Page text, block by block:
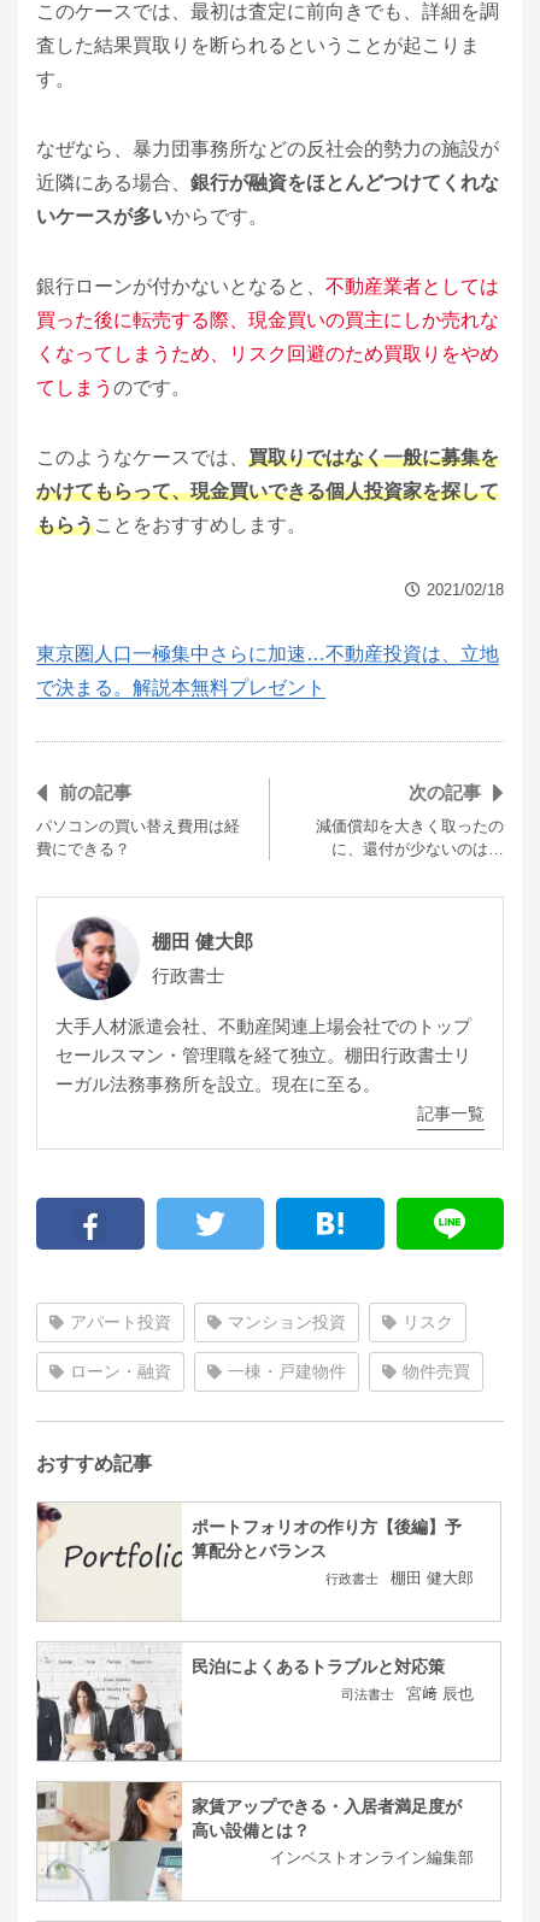
このケースでは、最初は査定に前向きでも、詳細を調
査した結果買取りを断られるということが起こりま
す。
なぜなら、暴力団事務所などの反社会的勢力の施設が
近隣にある場合、 銀行が融資をほとんどつけてくれな
いケースが多いからです。
銀行ローンが付かないとなると、 不動産業者としては
買った後に転売する際、現金買いの買主にしか売れな
くなってしまうため、リスク回避のため買取りをやめ
てしまう のです。
このようなケースでは、 買取りではなく一般に募集を
かけてもらって、現金買いできる個人投資家を探して
もらうことをおすすめします。
2021/02/18
東京圏人口一極集中さらに加速…不動産投資は、立地
で決まる。解説本無料プレゼント
前の記事
パソコンの買い替え費用は経
費にできる？
次の記事
減価償却を大きく取ったの
に、還付が少ないのは…
棚田 健大郎
行政書士
大手人材派遣会社、不動産関連上場会社でのトップ
セールスマン・管理職を経て独立。棚田行政書士リ
ーガル法務事務所を設立。現在に至る。
記事一覧
アパート投資 マンション投資 リスク
ローン・融資 一棟・戸建物件 物件売買
おすすめ記事
ポートフォリオの作り方【後編】予
算配分とバランス
行政書士 棚田 健大郎
民泊によくあるトラブルと対応策
司法書士 宮﨑 辰也
家賃アップできる・入居者満足度が
高い設備とは？
インベストオンライン編集部